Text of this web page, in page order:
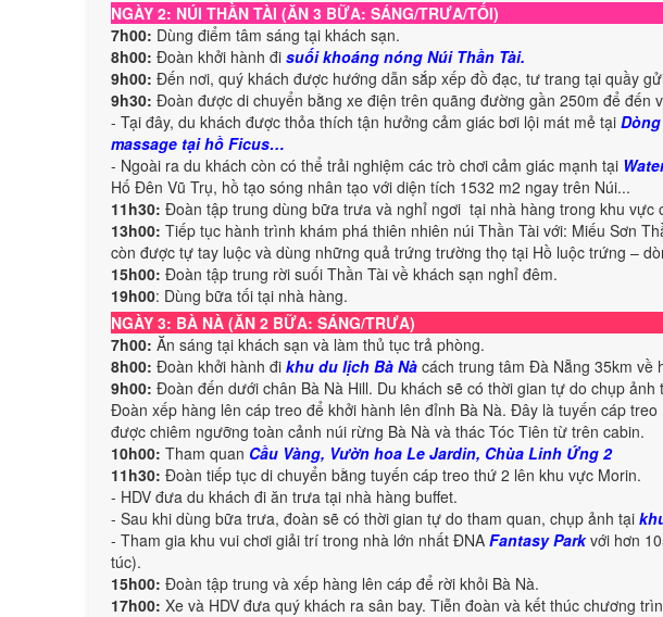
NGÀY 2: NÚI THẦN TÀI (ĂN 3 BỮA: SÁNG/TRƯA/TỐI)
7h00: Dùng điểm tâm sáng tại khách sạn.
8h00: Đoàn khởi hành đi suối khoáng nóng Núi Thần Tài.
9h00: Đến nơi, quý khách được hướng dẫn sắp xếp đồ đạc, tư trang tại quầy
9h30: Đoàn được di chuyển bằng xe điện trên quãng đường gần 250m để
- Tại đây, du khách được thỏa thích tận hưởng cảm giác bơi lội mát mẻ tại
massage tại hồ Ficus…
- Ngoài ra du khách còn có thể trải nghiệm các trò chơi cảm giác mạnh tại
Hố Đên Vũ Trụ, hồ tạo sóng nhân tạo với diện tích 1532 m2 ngay trên Núi...
11h30: Đoàn tập trung dùng bữa trưa và nghỉ ngơi tại nhà hàng trong khu vực
13h00: Tiếp tục hành trình khám phá thiên nhiên núi Thần Tài với: Miếu Sơn
còn được tự tay luộc và dùng những quả trứng trường thọ tại Hồ luộc trứng –
15h00: Đoàn tập trung rời suối Thần Tài về khách sạn nghỉ đêm.
19h00: Dùng bữa tối tại nhà hàng.
NGÀY 3: BÀ NÀ (ĂN 2 BỮA: SÁNG/TRƯA)
7h00: Ăn sáng tại khách sạn và làm thủ tục trả phòng.
8h00: Đoàn khởi hành đi khu du lịch Bà Nà cách trung tâm Đà Nẵng 35km về
9h00: Đoàn đến dưới chân Bà Nà Hill. Du khách sẽ có thời gian tự do chụp
Đoàn xếp hàng lên cáp treo để khởi hành lên đỉnh Bà Nà. Đây là tuyến cáp
được chiêm ngưỡng toàn cảnh núi rừng Bà Nà và thác Tóc Tiên từ trên cabin.
10h00: Tham quan Cầu Vàng, Vườn hoa Le Jardin, Chùa Linh Ứng 2
11h30: Đoàn tiếp tục di chuyển bằng tuyến cáp treo thứ 2 lên khu vực Morin.
- HDV đưa du khách đi ăn trưa tại nhà hàng buffet.
- Sau khi dùng bữa trưa, đoàn sẽ có thời gian tự do tham quan, chụp ảnh tại
- Tham gia khu vui chơi giải trí trong nhà lớn nhất ĐNA Fantasy Parkvới hơn
túc).
15h00: Đoàn tập trung và xếp hàng lên cáp để rời khỏi Bà Nà.
17h00: Xe và HDV đưa quý khách ra sân bay. Tiễn đoàn và kết thúc chương